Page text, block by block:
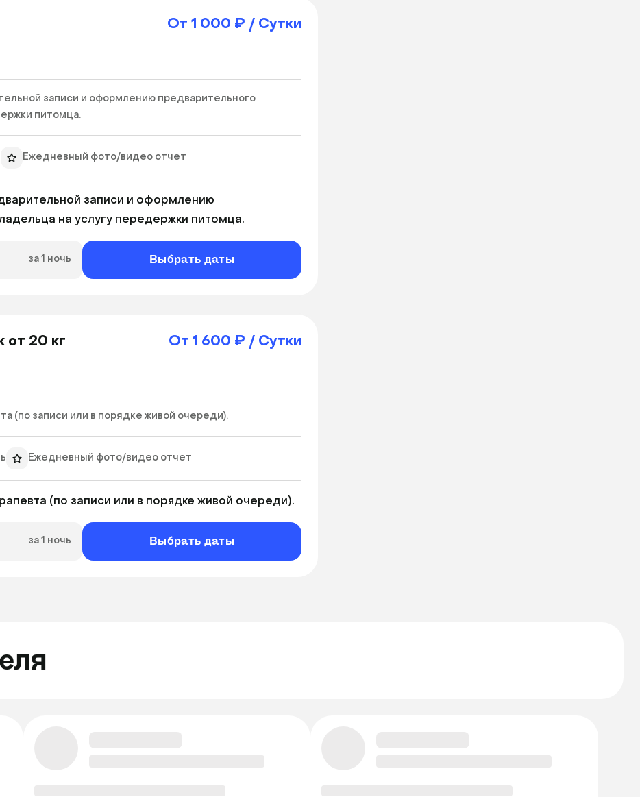
От 1 000 ₽ / Сутки
записи и оформлению предварительного
питомца.
Ежедневный фото/видео отчет
записи и оформлению
на услугу передержки питомца.
за 1 ночь Выбрать даты
от 20 кг От 1 600 ₽ / Сутки
(по записи или в порядке живой очереди).
Ежедневный фото/видео отчет
(по записи или в порядке живой очереди).
за 1 ночь Выбрать даты